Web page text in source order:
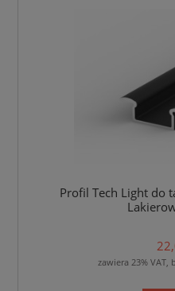
Profil Tech Light do
zawiera 23%